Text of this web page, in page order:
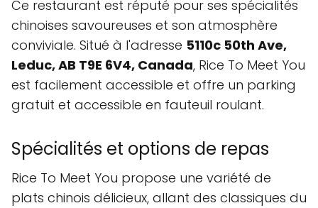
Ce restaurant est réputé pour ses spécialités
chinoises savoureuses et son atmosphère
conviviale. Situé à l'adresse 5110c 50th Ave,
Leduc, AB T9E 6V4, Canada, Rice To Meet You
est facilement accessible et offre un parking
gratuit et accessible en fauteuil roulant.
Spécialités et options de repas
Rice To Meet You propose une variété de
plats chinois délicieux, allant des classiques du